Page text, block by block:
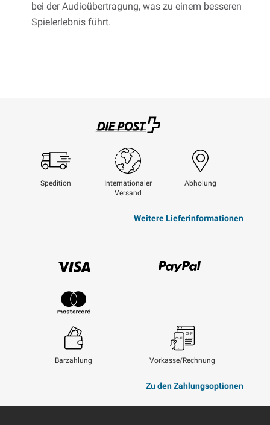
bei der Audioübertragung, was zu einem besseren
Spielerlebnis führt.
Swisspost
Spedition
Internationaler
Versand
Abholung
Weitere Lieferinformationen
Barzahlung Vorkasse/Rechnung
Zu den Zahlungsoptionen